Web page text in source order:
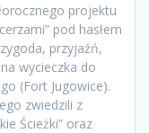
projektu
pod hasłem
przyjaźń,
wycieczka do
(Fort Jugowice).
zwiedzili z
Ścieżki” oraz